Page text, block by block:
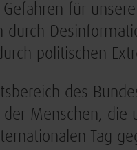
für
durch
politischen
des
Menschen, die
Tag